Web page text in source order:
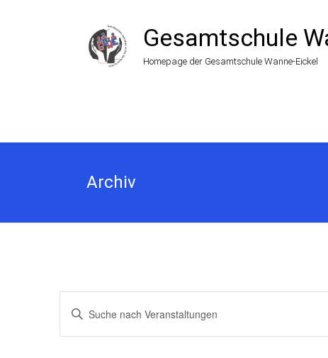
Gesamtschule
Homepage der Gesamtschule Wanne-Eickel
Archiv
Veranstaltungen
Suche
Bitte
Schlüsselwort
eingeben.